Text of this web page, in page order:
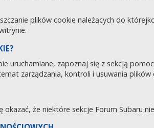
plików cookie należących do
uruchamiane, zapoznaj się z sekcją
zarządzania, kontroli i usuwania plików
że niektóre sekcje Forum Subaru